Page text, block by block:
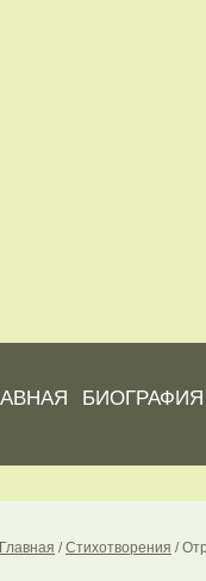
БИОГРАФИЯ
Главная /Стихотворения /